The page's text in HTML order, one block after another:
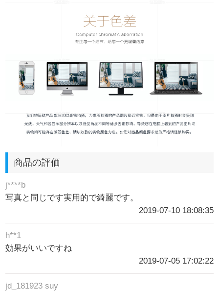
商品の評価
j****b
写真と同じです実用的で綺麗です。
2019-07-10 18:08:35
h**1
効果がいいですね
2019-07-05 17:02:22
jd_181923 suy